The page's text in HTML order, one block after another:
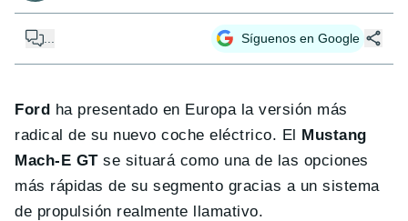
Síguenos en Google
Ford ha presentado en Europa la versión más
radical de su nuevo coche eléctrico. El Mustang
Mach-E GTse situará como una de las opciones
más rápidas de su segmento gracias a un sistema
de propulsión realmente llamativo.